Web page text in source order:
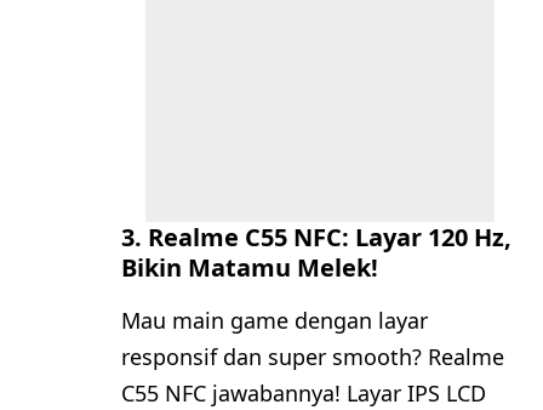
3. Realme C55 NFC: Layar 120 Hz,
Bikin Matamu Melek!
Mau main game dengan layar
responsif dan super smooth? Realme
C55 NFC jawabannya! Layar IPS LCD